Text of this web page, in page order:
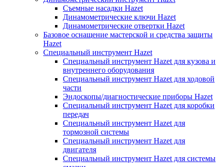
Съемные насадки Hazet
Динамометрические ключи Hazet
Динамометрические отвертки Hazet
Базовое оснащение мастерской и средства защиты
Hazet
Специальный инструмент Hazet
Специальный инструмент Hazet для кузова и
внутреннего оборудования
Специальный инструмент Hazet для ходовой
части
Эндоскопы/диагностические приборы Hazet
Специальный инструмент Hazet для коробки
передач
Специальный инструмент Hazet для
тормозной системы
Специальный инструмент Hazet для
двигателя
Специальный инструмент Hazet для системы